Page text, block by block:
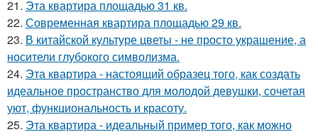
21. Эта квартира площадью 31 кв.
22. Современная квартира площадью 29 кв.
23. В китайской культуре цветы - не просто украшение, а
носители глубокого символизма.
24. Эта квартира - настоящий образец того, как создать
идеальное пространство для молодой девушки, сочетая
уют, функциональность и красоту.
25. Эта квартира - идеальный пример того, как можно